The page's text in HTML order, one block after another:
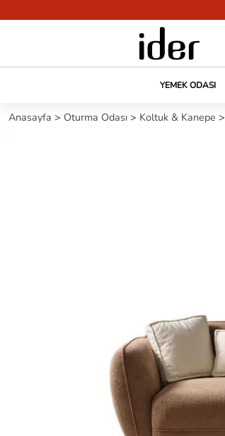
YEMEK ODASI
Anasayfa > Oturma Odası > Koltuk & Kanepe >